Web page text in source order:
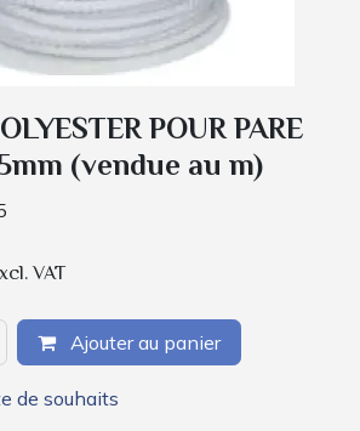
POUR PARE
(vendue au m)
VAT
Ajouter au panier
de souhaits